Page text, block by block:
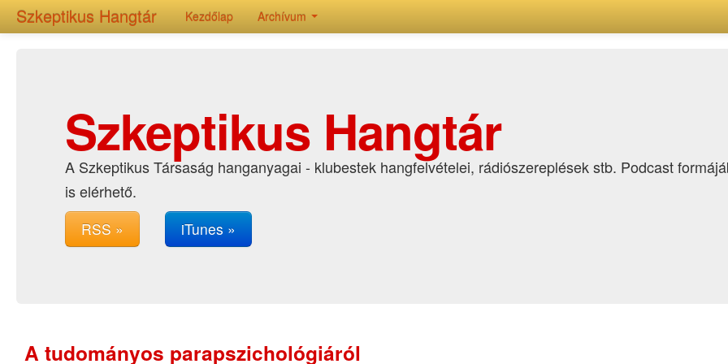
Szkeptikus Hangtár Kezdőlap Archívum
Szkeptikus Hangtár
A Szkeptikus Társaság hanganyagai - klubestek hangfelvételei, rádiószereplések stb. Podcast
is elérhető.
RSS » iTunes »
A tudományos parapszichológiáról